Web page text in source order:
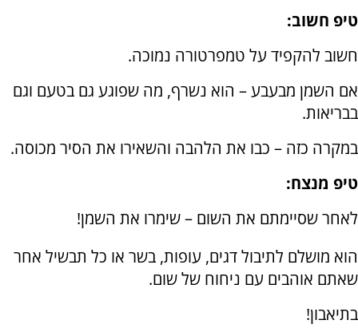
טיפ חשוב:
חשוב להקפיד על טמפרטורה נמוכה.
אם השמן מבעבע – הוא נשרף, מה שפוגע גם בטעם וגם
בבריאות.
במקרה כזה – כבו את הלהבה והשאירו את הסיר מכוסה.
טיפ מנצח:
לאחר שסיימתם את השום – שימרו את השמן!
הוא מושלם לתיבול דגים, עופות, בשר או כל תבשיל אחר
שאתם אוהבים עם ניחוח של שום.
בתיאבון!